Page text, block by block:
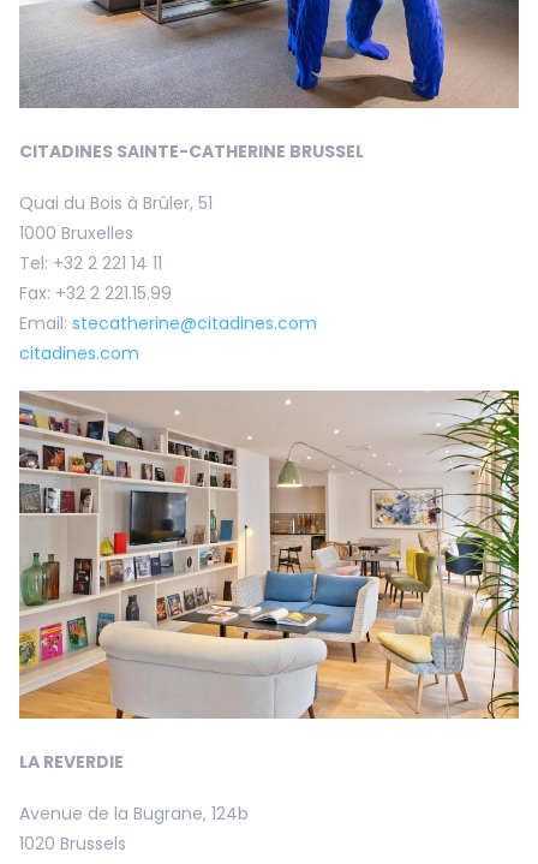
CITADINES SAINTE-CATHERINE BRUSSEL
Quai du Bois à Brûler, 51
1000 Bruxelles
Tel: +32 2 221 14 11
Fax: +32 2 221.15.99
Email: stecatherine@citadines.com
citadines.com
LA REVERDIE
Avenue de la Bugrane, 124b
1020 Brussels